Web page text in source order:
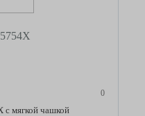
0
с мягкой чашкой